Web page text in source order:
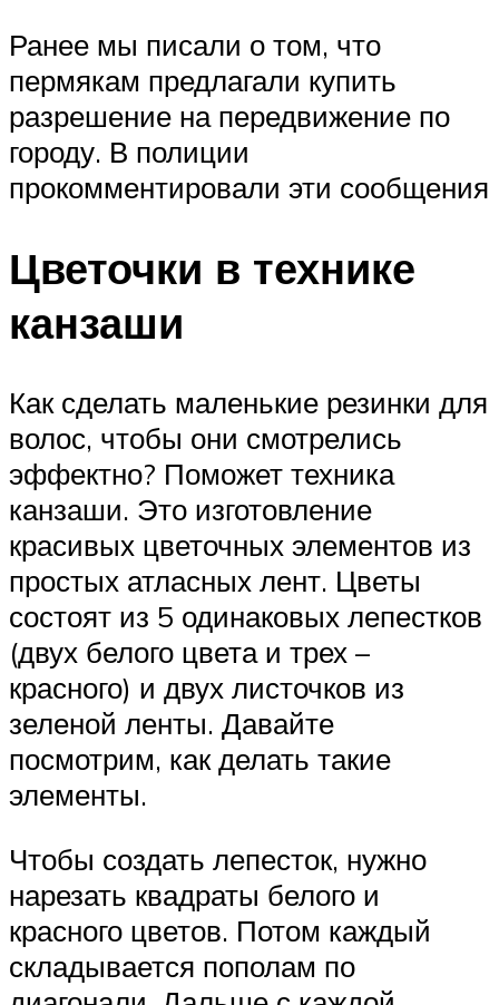
Ранее мы писали о том, что
пермякам предлагали купить
разрешение на передвижение по
городу. В полиции
прокомментировали эти сообщения
Цветочки в технике
канзаши
Как сделать маленькие резинки для
волос, чтобы они смотрелись
эффектно? Поможет техника
канзаши. Это изготовление
красивых цветочных элементов из
простых атласных лент. Цветы
состоят из 5 одинаковых лепестков
(двух белого цвета и трех –
красного) и двух листочков из
зеленой ленты. Давайте
посмотрим, как делать такие
элементы.
Чтобы создать лепесток, нужно
нарезать квадраты белого и
красного цветов. Потом каждый
складывается пополам по